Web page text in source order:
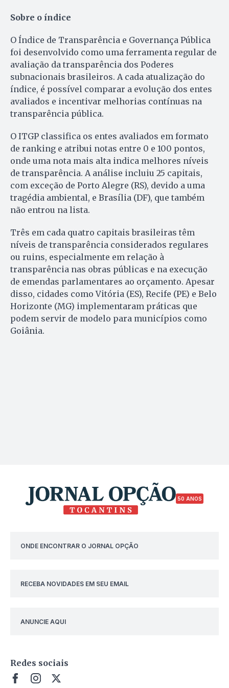
Sobre o índice
O Índice de Transparência e Governança Pública
foi desenvolvido como uma ferramenta regular de
avaliação da transparência dos Poderes
subnacionais brasileiros. A cada atualização do
índice, é possível comparar a evolução dos entes
avaliados e incentivar melhorias contínuas na
transparência pública.
O ITGP classifica os entes avaliados em formato
de ranking e atribui notas entre 0 e 100 pontos,
onde uma nota mais alta indica melhores níveis
de transparência. A análise incluiu 25 capitais,
com exceção de Porto Alegre (RS), devido a uma
tragédia ambiental, e Brasília (DF), que também
não entrou na lista.
Três em cada quatro capitais brasileiras têm
níveis de transparência considerados regulares
ou ruins, especialmente em relação à
transparência nas obras públicas e na execução
de emendas parlamentares ao orçamento. Apesar
disso, cidades como Vitória (ES), Recife (PE) e Belo
Horizonte (MG) implementaram práticas que
podem servir de modelo para municípios como
Goiânia.
50 ANOS
ONDE ENCONTRAR O JORNAL OPÇÃO
RECEBA NOVIDADES EM SEU EMAIL
ANUNCIE AQUI
Redes sociais